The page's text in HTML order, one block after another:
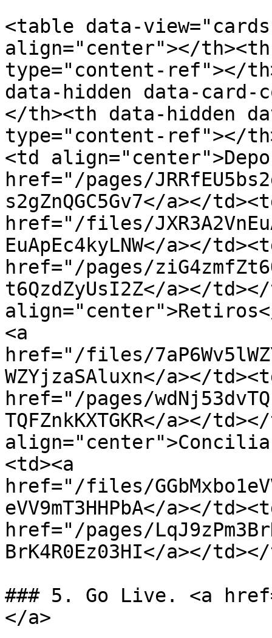
<table data-
align="center"></
type="content-ref"></
data-hidden data-
</th><th data-hidden
type="content-ref"></
<td
href="/pages/
s2gZnQGC5Gv7</a></
href="/files/
EuApEc4kyLNW</a></
href="/pages/
t6QzdZyUsI2Z</a></
<a
href="/files/
WZYjzaSAluxn</a></
href="/pages/
TQFZnkKXTGKR</a></
<td><a
href="/files/
eVV9mT3HHPbA</a></
href="/pages/
BrK4R0Ez03HI</a></
### 5. Go Live. <a
</a>